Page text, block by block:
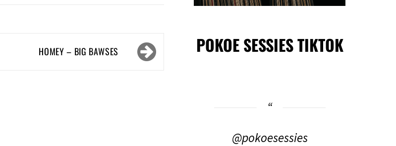
HOMEY – BIG BAWSES POKOE SESSIES TIKTOK
@pokoesessies